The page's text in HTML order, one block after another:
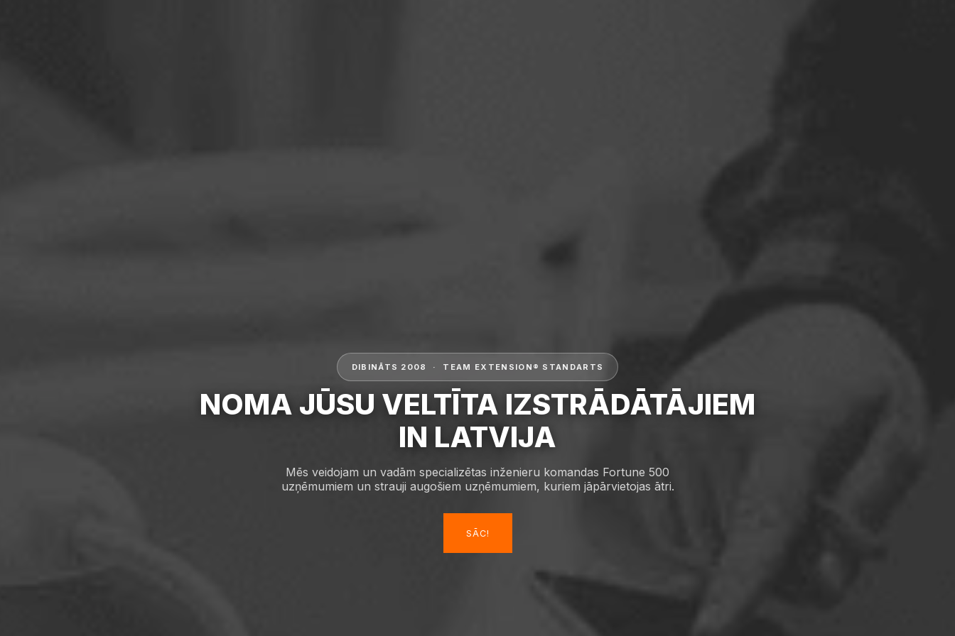
DIBINĀTS 2008 · TEAM EXTENSION® STANDARTS
NOMA JŪSU VELTĪTA IZSTRĀDĀTĀJIEM
IN LATVIJA
Mēs veidojam un vadām specializētas inženieru komandas Fortune 500
uzņēmumiem un strauji augošiem uzņēmumiem, kuriem jāpārvietojas ātri.
SĀC!